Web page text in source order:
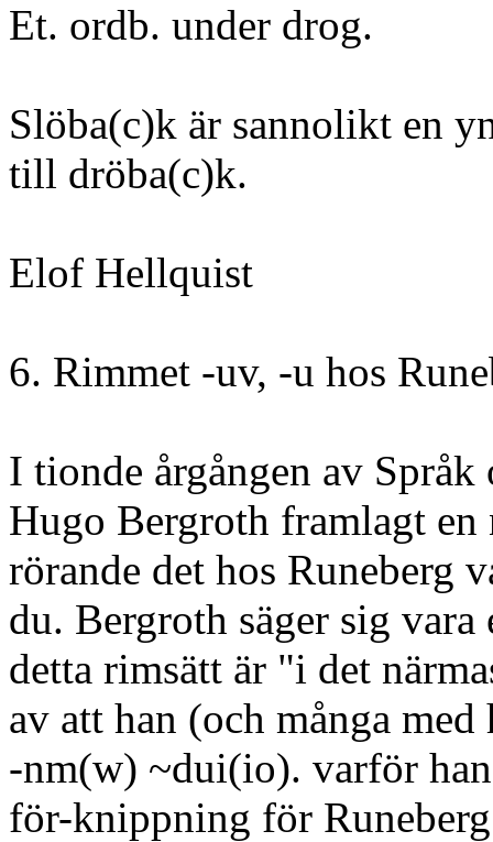
Et. ordb. under drog.
Slöba(c)k är sannolikt en
till dröba(c)k.
Elof Hellquist
6. Rimmet -uv, -u hos
I tionde årgången av
Hugo Bergroth framlagt
rörande det hos
du. Bergroth säger sig
detta rimsätt är "i det
av att han (och många
-nm(w) ~dui(io). varför han
för-knippning för